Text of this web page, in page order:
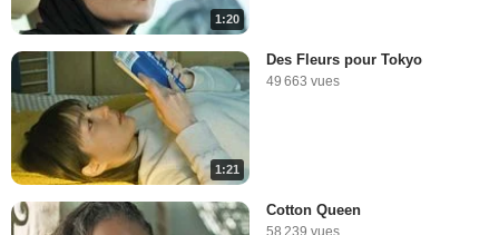
1:20
1:21
Des Fleurs pour Tokyo
49 663 vues
Cotton Queen
58 239 vues